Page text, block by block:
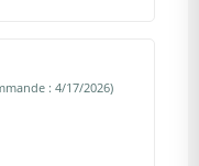
: 4/17/2026)